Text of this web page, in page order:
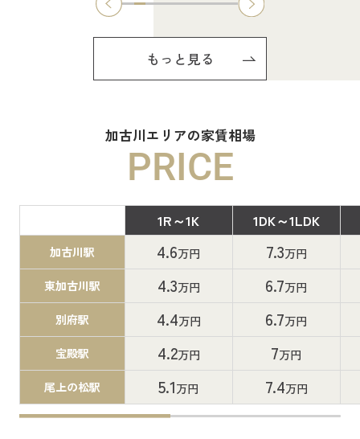
もっと見る
加古川エリアの家賃相場
PRICE
1R～1K 1DK～1LDK
加古川駅 4.6万円 7.3万円
東加古川駅 4.3万円 6.7万円
別府駅 4.4万円 6.7万円
宝殿駅 4.2万円 7万円
尾上の松駅 5.1万円 7.4万円